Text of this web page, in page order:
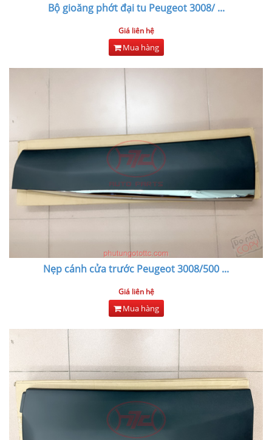
Bộ gioăng phớt đại tu Peugeot 3008/...
Giá liên hệ
Mua hàng
Nẹp cánh cửa trước Peugeot 3008/500 ...
Giá liên hệ
Mua hàng